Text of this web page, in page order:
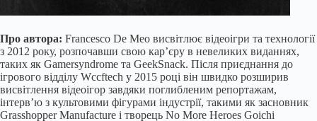
Про автора: Francesco De Meo висвітлює відеоігри та технології
з 2012 року, розпочавши свою кар’єру в невеликих виданнях,
таких як Gamersyndrome та GeekSnack. Після приєднання до
ігрового відділу Wccftech у 2015 році він швидко розширив
висвітлення відеоігор завдяки поглибленим репортажам,
інтерв’ю з культовими фігурами індустрії, такими як засновник
Grasshopper Manufacture і творець No More Heroes Goichi